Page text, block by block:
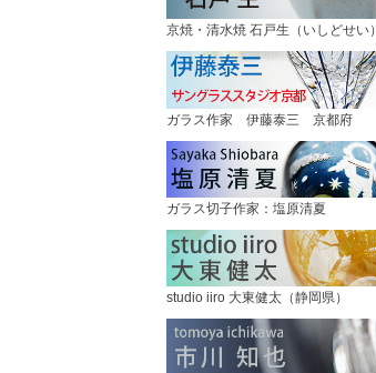
京焼・清水焼 石戸生（いしどせい）
ガラス作家 伊藤泰三 京都府
ガラス切子作家：塩原清夏
studio iiro 大東健太（静岡県）